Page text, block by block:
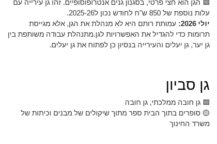
🟦 הגן הוא חצי פרטי, בסגנון גנים אנטרופוסופיים. זהו גן עירייה עם
עלות נוספת של 850 ש"ח לחודש נכון ל2025-26.
יולי 2026:
עמותת רותם היא לא מנהלת את הגן, אלא מגייסת
תרומות כדי להגדיל את האפשרויות לגן.מתנהלת עבודה משותפת בין
גן יער, גן יעלים והעירייה בנסיון כן לפתוח את גן יעלים.
גן סביון
🟦 גן חובה ממלכתי, גן חובה
🟡 סופרים בתוך הבית ספר מתוך שיקולים של מבנים וכיתות של
משרד החינוך